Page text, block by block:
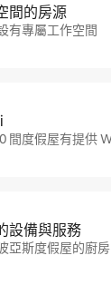
間的房源
有專屬工作空間
間度假屋有提供
設備與服務
亞斯度假屋的廚